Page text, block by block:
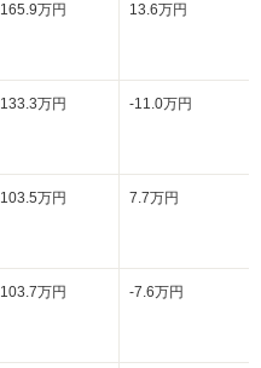
165.9万円 13.6万円
133.3万円 -11.0万円
103.5万円 7.7万円
103.7万円 -7.6万円